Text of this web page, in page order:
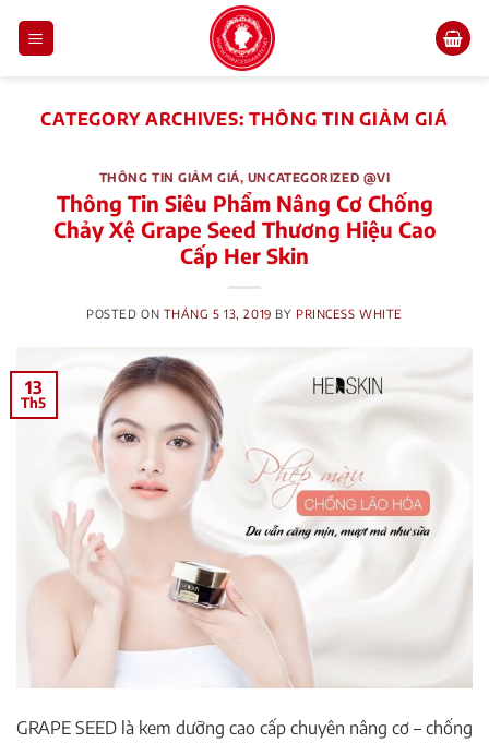
CATEGORY ARCHIVES:THÔNG TIN GIẢM GIÁ
THÔNG TIN GIẢM GIÁ, UNCATEGORIZED @VI
Thông Tin Siêu Phẩm Nâng Cơ Chống
Chảy Xệ Grape Seed Thương Hiệu Cao
Cấp Her Skin
POSTED ON THÁNG 5 13, 2019 BY PRINCESS WHITE
13
Th5
GRAPE SEED là kem dưỡng cao cấp chuyên nâng cơ – chống